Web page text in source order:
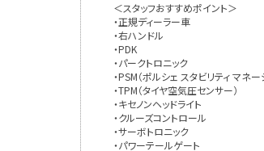
＜スタッフおすすめポイント＞
・正規ディーラー車
・右ハンドル
・PDK
・パークトロニック
・PSM（ポルシェ スタビリティ マネー
・TPM（タイヤ空気圧センサー）
・キセノンヘッドライト
・クルーズコントロール
・サーボトロニック
・パワーテールゲート